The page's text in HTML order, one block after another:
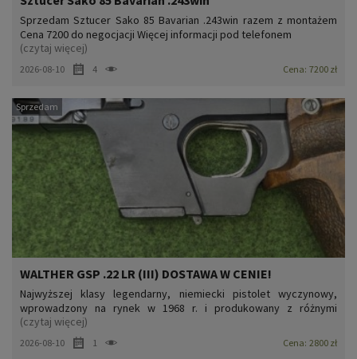
Sprzedam Sztucer Sako 85 Bavarian .243win razem z montażem
Cena 7200 do negocjacji Więcej informacji pod telefonem
(czytaj więcej)
2026-08-10 4 Cena: 7200 zł
WALTHER GSP .22 LR (III) DOSTAWA W CENIE!
Najwyższej klasy legendarny, niemiecki pistolet wyczynowy,
wprowadzony na rynek w 1968 r. i produkowany z różnymi
modyfikacjami po dziś dzień. Oferowany egzemplarz pochodzi z
1977 r. i nie jest już wyposażony w bezpiecznik nastawny, z
którego ostatecznie Walther zrezygnował właśnie w 1977 r. Chwyt
(czytaj więcej)
2026-08-10 1 Cena: 2800 zł
Sprzedam